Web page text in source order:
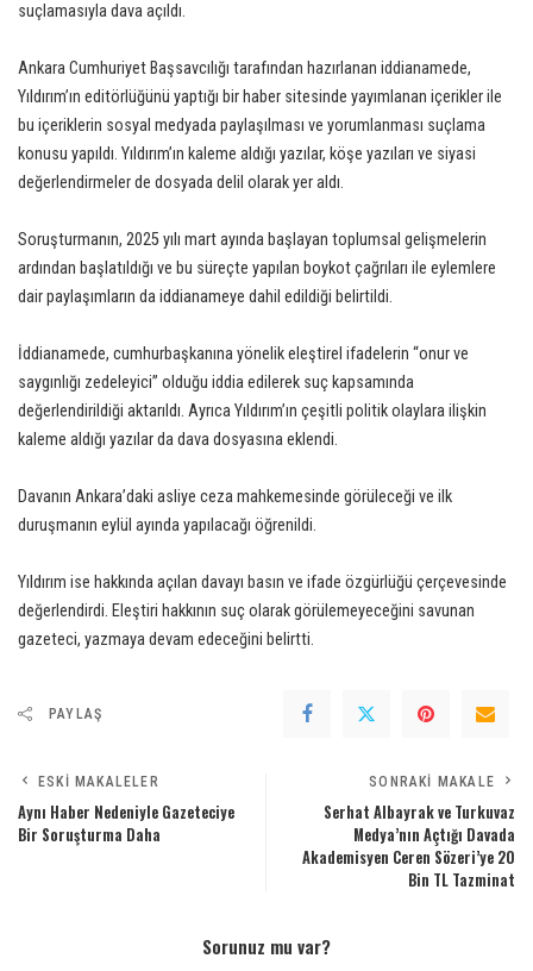
suçlamasıyla dava açıldı.
Ankara Cumhuriyet Başsavcılığı tarafından hazırlanan iddianamede,
Yıldırım’ın editörlüğünü yaptığı bir haber sitesinde yayımlanan içerikler ile
bu içeriklerin sosyal medyada paylaşılması ve yorumlanması suçlama
konusu yapıldı. Yıldırım’ın kaleme aldığı yazılar, köşe yazıları ve siyasi
değerlendirmeler de dosyada delil olarak yer aldı.
Soruşturmanın, 2025 yılı mart ayında başlayan toplumsal gelişmelerin
ardından başlatıldığı ve bu süreçte yapılan boykot çağrıları ile eylemlere
dair paylaşımların da iddianameye dahil edildiği belirtildi.
İddianamede, cumhurbaşkanına yönelik eleştirel ifadelerin “onur ve
saygınlığı zedeleyici” olduğu iddia edilerek suç kapsamında
değerlendirildiği aktarıldı. Ayrıca Yıldırım’ın çeşitli politik olaylara ilişkin
kaleme aldığı yazılar da dava dosyasına eklendi.
Davanın Ankara’daki asliye ceza mahkemesinde görüleceği ve ilk
duruşmanın eylül ayında yapılacağı öğrenildi.
Yıldırım ise hakkında açılan davayı basın ve ifade özgürlüğü çerçevesinde
değerlendirdi. Eleştiri hakkının suç olarak görülemeyeceğini savunan
gazeteci, yazmaya devam edeceğini belirtti.
PAYLAŞ
ESKI MAKALELER
Aynı Haber Nedeniyle Gazeteciye
Bir Soruşturma Daha
SONRAKI MAKALE
Serhat Albayrak ve Turkuvaz
Medya’nın Açtığı Davada
Akademisyen Ceren Sözeri’ye 20
Bin TL Tazminat
Sorunuz mu var?